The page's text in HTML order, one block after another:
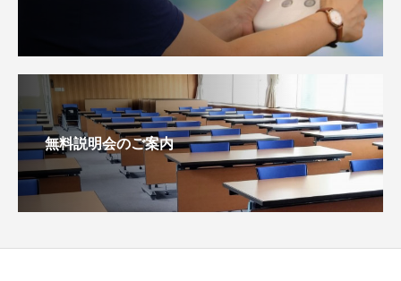
無料説明会のご案内